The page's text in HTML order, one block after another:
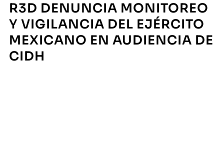
R3D DENUNCIA MONITOREO
Y VIGILANCIA DEL EJÉRCITO
MEXICANO EN AUDIENCIA DE
CIDH